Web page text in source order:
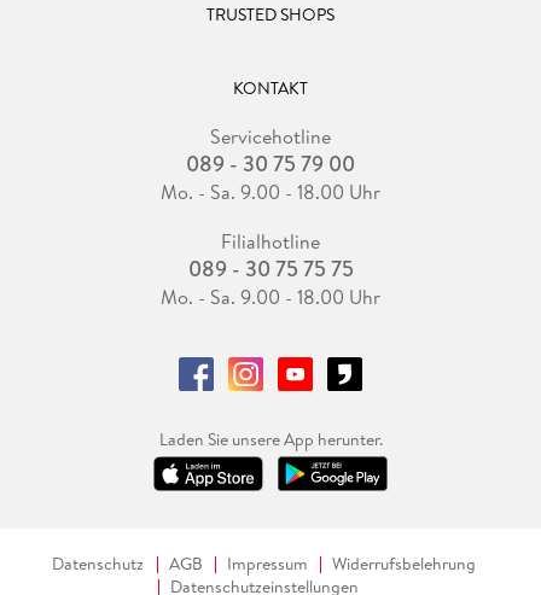
TRUSTED SHOPS
KONTAKT
Servicehotline
089 - 30 75 79 00
Mo. - Sa. 9.00 - 18.00 Uhr
Filialhotline
089 - 30 75 75 75
Mo. - Sa. 9.00 - 18.00 Uhr
Laden Sie unsere App herunter.
Datenschutz AGB Impressum
Widerrufsbelehrung
Datenschutzeinstellungen